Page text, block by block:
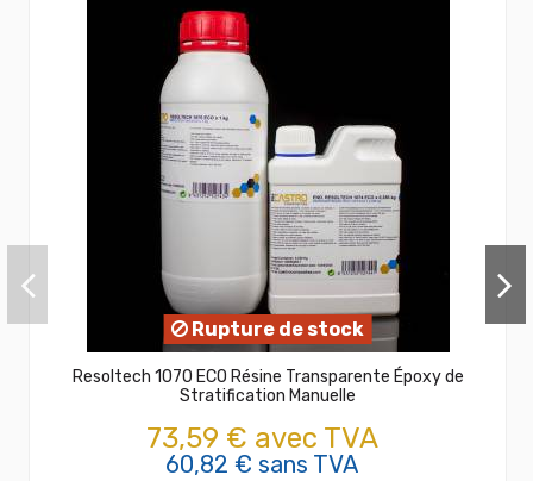
Rupture de stock
Resoltech 1070 ECO Résine Transparente Époxy de
Stratification Manuelle
73,59 € avec TVA
60,82 € sans TVA